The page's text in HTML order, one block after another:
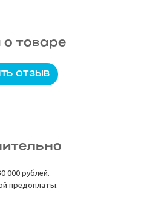
товаре
ОТЗЫВ
000 рублей.
предоплаты.